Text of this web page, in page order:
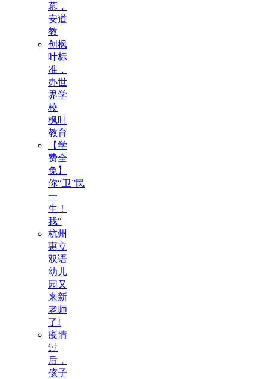
幕，
安道
教
创枫
叶标
准，
办世
界学
校
枫叶
教育
【学
费全
免】
你“卫”民
一
生！
我“
杭州
惠立
双语
幼儿
园又
来新
老师
了!
疫情
过
后，
孩子